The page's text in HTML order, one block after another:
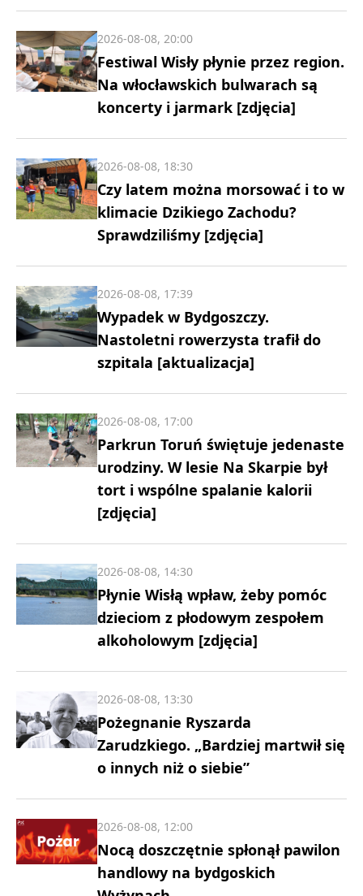
Festiwal Wisły płynie przez region.
Na włocławskich bulwarach są
koncerty i jarmark [zdjęcia]
2026-08-08, 20:00
Czy latem można morsować i to w
klimacie Dzikiego Zachodu?
Sprawdziliśmy [zdjęcia]
2026-08-08, 18:30
Wypadek w Bydgoszczy.
Nastoletni rowerzysta trafił do
szpitala [aktualizacja]
2026-08-08, 17:39
Parkrun Toruń świętuje jedenaste
urodziny. W lesie Na Skarpie był
tort i wspólne spalanie kalorii
[zdjęcia]
2026-08-08, 17:00
Płynie Wisłą wpław, żeby pomóc
dzieciom z płodowym zespołem
alkoholowym [zdjęcia]
2026-08-08, 14:30
Pożegnanie Ryszarda
Zarudzkiego. „Bardziej martwił się
o innych niż o siebie”
2026-08-08, 13:30
Nocą doszczętnie spłonął pawilon
handlowy na bydgoskich
2026-08-08, 12:00